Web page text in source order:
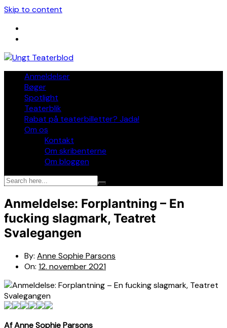
Skip to content
Anmeldelser
Bøger
Spotlight
Teaterblik
Rabat på teaterbilletter? Jada!
Om os
Kontakt
Om skribenterne
Om bloggen
Anmeldelse: Forplantning – En
fucking slagmark, Teatret
Svalegangen
By: Anne Sophie Parsons
On: 12. november 2021
Af Anne Sophie Parsons